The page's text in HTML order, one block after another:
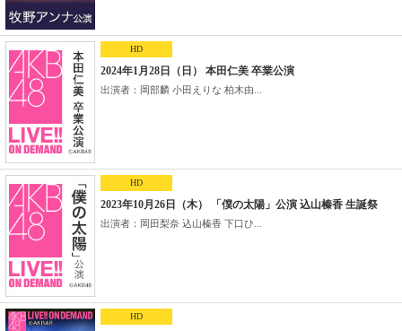
HD
2024年1月28日（日） 本田仁美 卒業公演
出演者：岡部麟 小田えりな 柏木由...
HD
2023年10月26日（木） 「僕の太陽」公演 込山榛香 生誕祭
出演者：岡田梨奈 込山榛香 下口ひ...
HD